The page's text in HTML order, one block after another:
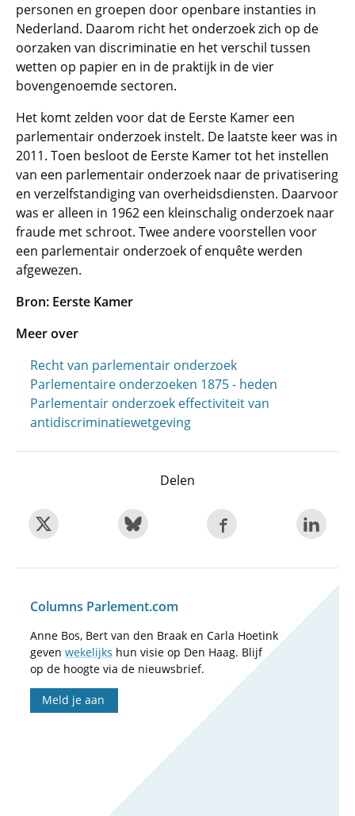
personen en groepen door openbare instanties in
Nederland. Daarom richt het onderzoek zich op de
oorzaken van discriminatie en het verschil tussen
wetten op papier en in de praktijk in de vier
bovengenoemde sectoren.
Het komt zelden voor dat de Eerste Kamer een
parlementair onderzoek instelt. De laatste keer was in
2011. Toen besloot de Eerste Kamer tot het instellen
van een parlementair onderzoek naar de privatisering
en verzelfstandiging van overheidsdiensten. Daarvoor
was er alleen in 1962 een kleinschalig onderzoek naar
fraude met schroot. Twee andere voorstellen voor
een parlementair onderzoek of enquête werden
afgewezen.
Bron: Eerste Kamer
Meer over
Recht van parlementair onderzoek
Parlementaire onderzoeken 1875 - heden
Parlementair onderzoek effectiviteit van
antidiscriminatiewetgeving
Delen
Columns Parlement.com
Anne Bos, Bert van den Braak en Carla Hoetink
geven wekelijks hun visie op Den Haag. Blijf
op de hoogte via de nieuwsbrief.
Meld je aan